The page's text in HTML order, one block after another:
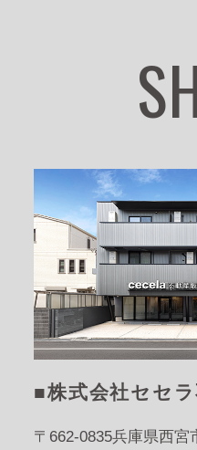
■株式会社セセ
〒662-0835兵庫県西宮